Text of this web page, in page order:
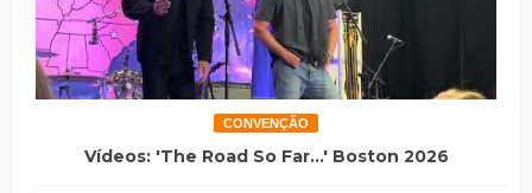
CONVENÇÃO
Vídeos: 'The Road So Far...' Boston 2026